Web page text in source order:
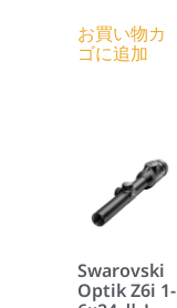
お買い物カ
ゴに追加
Swarovski
Optik Z6i 1-